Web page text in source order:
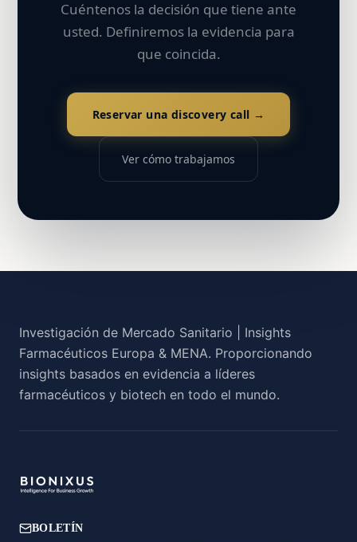
Cuéntenos la decisión que tiene ante
usted. Definiremos la evidencia para
que coincida.
Reservar una discovery call →
Ver cómo trabajamos
Investigación de Mercado Sanitario | Insights
Farmacéuticos Europa & MENA. Proporcionando
insights basados en evidencia a líderes
farmacéuticos y biotech en todo el mundo.
BOLETÍN